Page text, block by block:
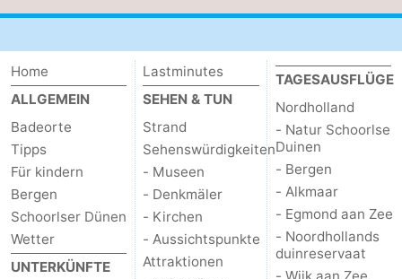
Home
ALLGEMEIN
Badeorte
Tipps
Für kindern
Bergen
Schoorlser Dünen
Wetter
UNTERKÜNFTE
Lastminutes
SEHEN & TUN
Strand
Sehenswürdigkeiten
- Museen
- Denkmäler
- Kirchen
- Aussichtspunkte
Attraktionen
TAGESAUSFLÜGE
Nordholland
- Natur Schoorlse
Duinen
- Bergen
- Alkmaar
- Egmond aan Zee
- Noordhollands
duinreservaat